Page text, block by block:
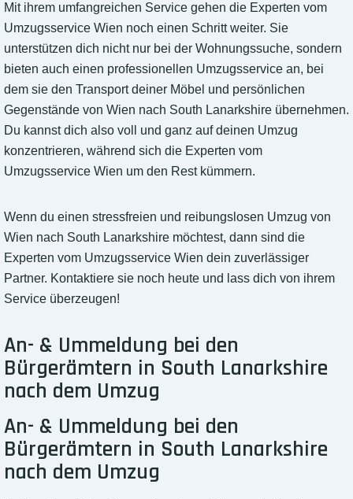
Mit ihrem umfangreichen Service gehen die Experten vom
Umzugsservice Wien noch einen Schritt weiter. Sie
unterstützen dich nicht nur bei der Wohnungssuche, sondern
bieten auch einen professionellen Umzugsservice an, bei
dem sie den Transport deiner Möbel und persönlichen
Gegenstände von Wien nach South Lanarkshire übernehmen.
Du kannst dich also voll und ganz auf deinen Umzug
konzentrieren, während sich die Experten vom
Umzugsservice Wien um den Rest kümmern.
Wenn du einen stressfreien und reibungslosen Umzug von
Wien nach South Lanarkshire möchtest, dann sind die
Experten vom Umzugsservice Wien dein zuverlässiger
Partner. Kontaktiere sie noch heute und lass dich von ihrem
Service überzeugen!
An- & Ummeldung bei den
Bürgerämtern in South Lanarkshire
nach dem Umzug
An- & Ummeldung bei den
Bürgerämtern in South Lanarkshire
nach dem Umzug